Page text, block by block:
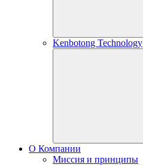
Kenbotong Technology
О Компании
Миссия и принципы